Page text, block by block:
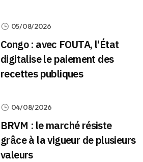
05/08/2026
Congo : avec FOUTA, l'État
digitalise le paiement des
recettes publiques
04/08/2026
BRVM : le marché résiste
grâce à la vigueur de plusieurs
valeurs